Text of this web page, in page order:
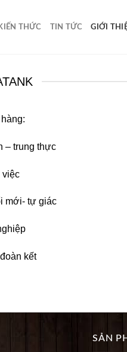
THỨC TIN TỨC GIỚI
– trung thực
mới- tự giác
kết
SẢN